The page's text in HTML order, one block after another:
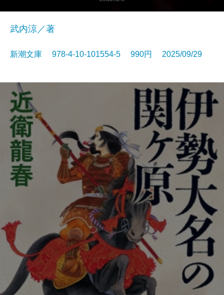
武内涼／著
新潮文庫 978-4-10-101554-5 990円 2025/09/29